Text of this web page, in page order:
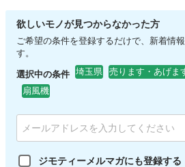
欲しいモノが見つからなかった方
ご希望の条件を登録するだけで、新着情
す。
選択中の条件 埼玉県 売ります・あげま
扇風機
ジモティーメルマガにも登録する